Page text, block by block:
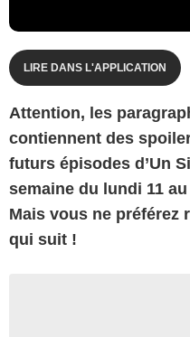
LIRE DANS L'APPLICATION
Attention, les
contiennent des
futurs épisodes d’Un
semaine du lundi 11
Mais vous ne préférez
qui suit !